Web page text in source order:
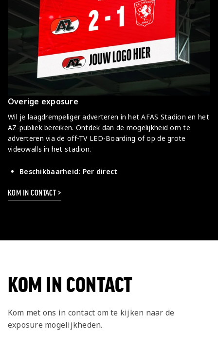
Overige exposure
Wil je laagdrempeliger adverteren in het AFAS Stadion en het
AZ-publiek bereiken. Ontdek dan de mogelijkheid om te
adverteren via de off-TV LED-Boarding of op de grote
videowalls in het stadion.
Beschikbaarheid: Per direct
KOM IN CONTACT >
KOM IN CONTACT
Kom met ons in contact om te kijken naar de
exposure mogelijkheden.